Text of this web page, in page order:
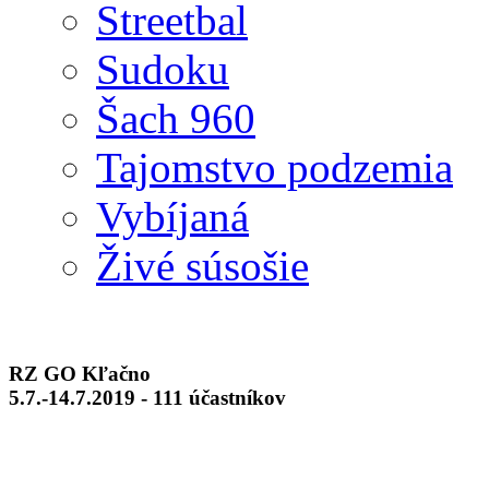
Streetbal
Sudoku
Šach 960
Tajomstvo podzemia
Vybíjaná
Živé súsošie
RZ GO Kľačno
5.7.-14.7.2019 - 111 účastníkov